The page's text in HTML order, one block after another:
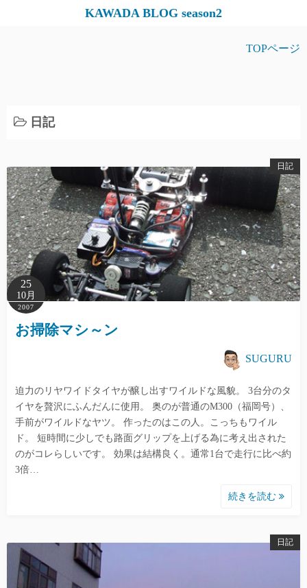
プ
KAWADA BLOG season2
TOPページ
日記
日記
25
10月
2007
お掃除マシ～ン
SUGURU
迫力のリヤワイドタイヤが醸し出すワイルドな風貌。 3台分のタ
イヤを贅沢にふんだんに使用。 奥のが普通のM300（福岡号）、
手前がワイルドなヤツ。 作ったのはこの人。こっちもワイル
ド。 短時間に少しでも路面グリップを上げる為に考え出された
のがコレらしいです。 効果は結構良く。通常1台で走行に比べ約
3倍…
続きを読む
日記